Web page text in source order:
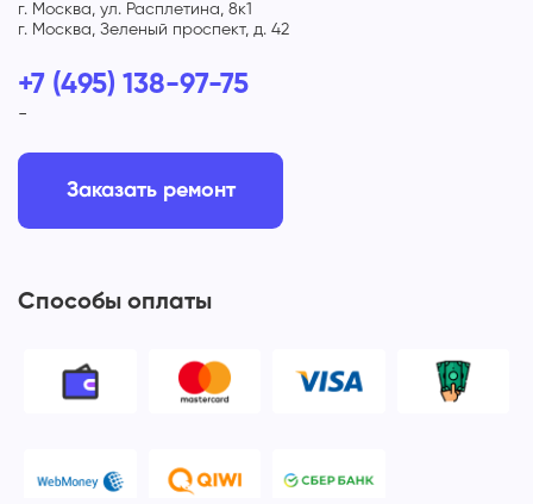
г. Москва, ул. Расплетина, 8к1
г. Москва, Зеленый проспект, д. 42
+7 (495) 138-97-75
-
Заказать ремонт
Способы оплаты